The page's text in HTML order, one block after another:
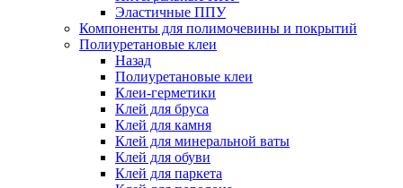
Эластичные ППУ
Компоненты для полимочевины и покрытий
Полиуретановые клеи
Назад
Полиуретановые клеи
Клеи-герметики
Клей для бруса
Клей для камня
Клей для минеральной ваты
Клей для обуви
Клей для паркета